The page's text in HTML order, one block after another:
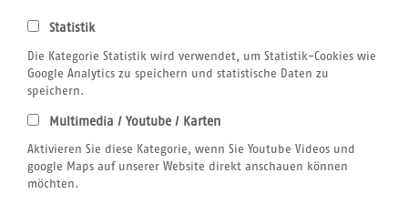
Jobs
Kitesurfen
SUP
Tauchen
Wingfoilen
Rechtliches
AGB
Datenschutzerklärung
Statistik
Die Kategorie Statistik wird verwendet, um Statistik-Cookies wie
Google Analytics zu speichern und statistische Daten zu
speichern.
Multimedia / Youtube / Karten
Aktivieren Sie diese Kategorie, wenn Sie Youtube Videos und
google Maps auf unserer Website direkt anschauen können
möchten.